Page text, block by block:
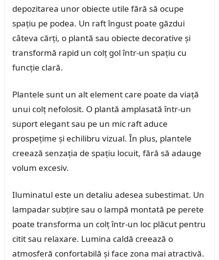
depozitarea unor obiecte utile fără să ocupe
spațiu pe podea. Un raft îngust poate găzdui
câteva cărți, o plantă sau obiecte decorative și
transformă rapid un colț gol într-un spațiu cu
funcție clară.
Plantele sunt un alt element care poate da viață
unui colț nefolosit. O plantă amplasată într-un
suport elegant sau pe un mic raft aduce
prospețime și echilibru vizual. În plus, plantele
creează senzația de spațiu locuit, fără să adauge
volum excesiv.
Iluminatul este un detaliu adesea subestimat. Un
lampadar subțire sau o lampă montată pe perete
poate transforma un colț într-un loc plăcut pentru
citit sau relaxare. Lumina caldă creează o
atmosferă confortabilă și face zona mai atractivă.